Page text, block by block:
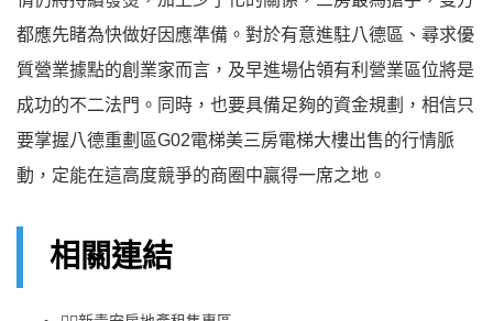
都應先睹為快做好因應準備。對於有意進駐八德區、尋求優
質營業據點的創業家而言，及早進場佔領有利營業區位將是
成功的不二法門。同時，也要具備足夠的資金規劃，相信只
要掌握八德重劃區G02電梯美三房電梯大樓出售的行情脈
動，定能在這高度競爭的商圈中贏得一席之地。
相關連結